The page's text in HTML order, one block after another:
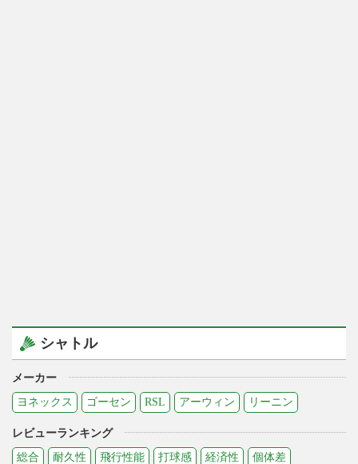
シャトル
メーカー
ヨネックス
ゴーセン RSL アーウィン リーニン
レビューランキング
総合
耐久性 飛行性能 打球感 経済性 個体差